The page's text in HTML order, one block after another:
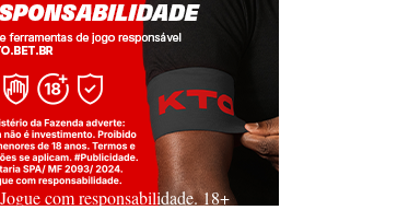
Jogue com responsabilidade. 18+